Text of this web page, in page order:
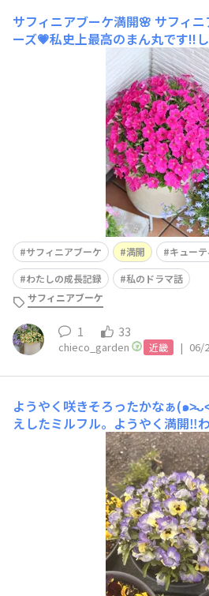
サフィニアブーケ満開🌸 サフィ
ーズ‪💗私史上最高のまん丸です!!しかもピンチ1回だけと
いうとこがスゴイ✨むぎゅむぎゅ
く育ってきて、、こんなに？👀と
これはめちゃくちゃオススメ✨コ
え ノーピンチでプッチン植え5月
サフィニアブーケ 満開
キュー
わたしの成長記録
私のドラマ話
サフィニアブーケ
1 33
chieco_garden 近畿 | 06/
ようやく咲きそろったかなぁ(๑
えしたミルフル。ようやく満開‼️
✨去年の春お迎えした子達はうま
らなくて残念だったけど、今年は